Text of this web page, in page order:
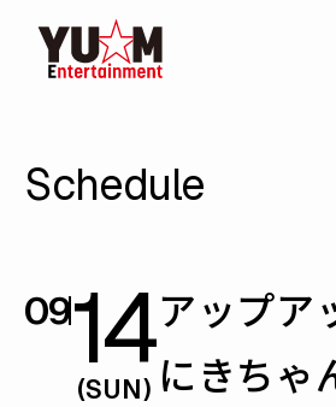
Schedule
0914
(SUN)
アップア
にきちゃ